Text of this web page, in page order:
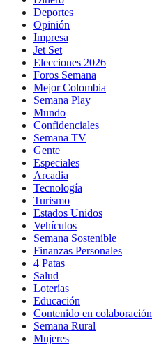
Deportes
Opinión
Impresa
Jet Set
Elecciones 2026
Foros Semana
Mejor Colombia
Semana Play
Mundo
Confidenciales
Semana TV
Gente
Especiales
Arcadia
Tecnología
Turismo
Estados Unidos
Vehículos
Semana Sostenible
Finanzas Personales
4 Patas
Salud
Loterías
Educación
Contenido en colaboración
Semana Rural
Mujeres